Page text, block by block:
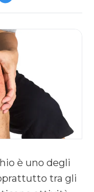
è uno degli
tra gli